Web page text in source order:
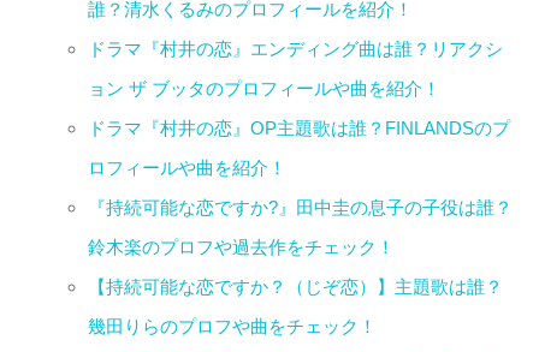
誰？清水くるみのプロフィールを紹介！
ドラマ『村井の恋』エンディング曲は誰？リアクシ
ョン ザ ブッタのプロフィールや曲を紹介！
ドラマ『村井の恋』OP主題歌は誰？FINLANDSのプ
ロフィールや曲を紹介！
『持続可能な恋ですか?』田中圭の息子の子役は誰？
鈴木楽のプロフや過去作をチェック！
【持続可能な恋ですか？（じぞ恋）】主題歌は誰？
幾田りらのプロフや曲をチェック！